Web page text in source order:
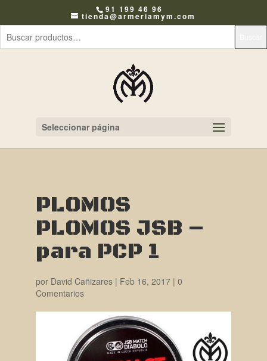
91 199 46 96
tienda@armeriamym.com
Seleccionar página
PLOMOS
PLOMOS JSB –
para PCP 1
por David Cañizares| Feb 16, 2017| 0
Comentarios